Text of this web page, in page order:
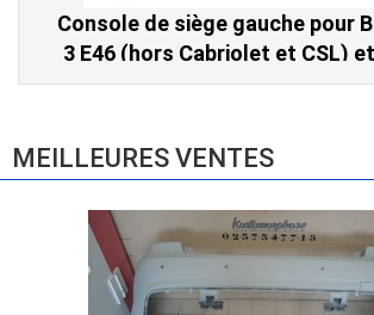
Console de siège gauche pour
3 E46 (hors Cabriolet et CSL)
E83 (2004-2010)
MEILLEURES VENTES